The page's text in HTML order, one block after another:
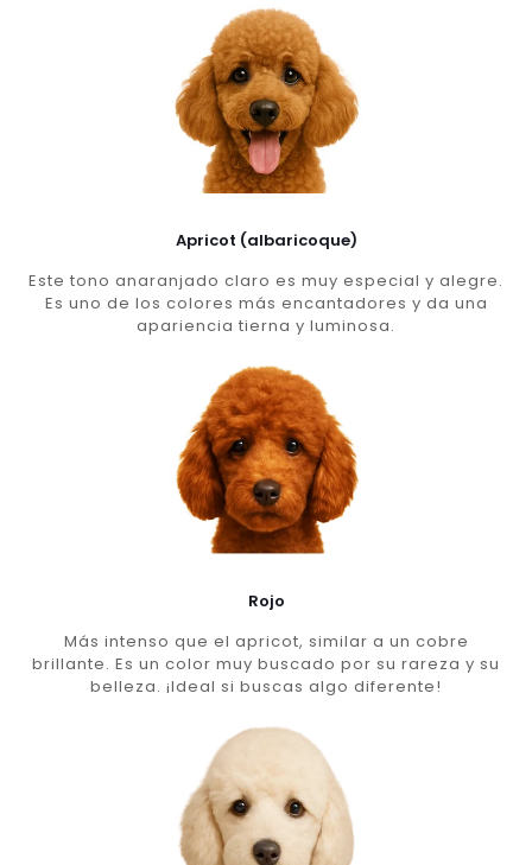
Apricot (albaricoque)
Este tono anaranjado claro es muy especial y alegre.
Es uno de los colores más encantadores y da una
apariencia tierna y luminosa.
Rojo
Más intenso que el apricot, similar a un cobre
brillante. Es un color muy buscado por su rareza y su
belleza. ¡Ideal si buscas algo diferente!